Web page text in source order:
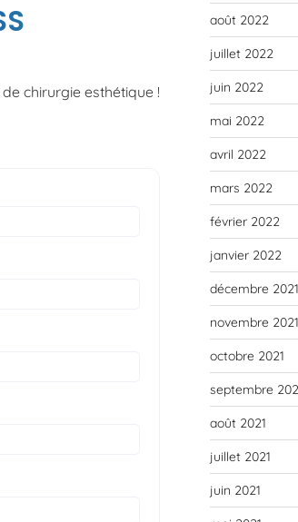
chirurgie esthétique !
août 2022
juillet 2022
juin 2022
mai 2022
avril 2022
mars 2022
février 2022
janvier 2022
décembre 2021
novembre 2021
octobre 2021
septembre
août 2021
juillet 2021
juin 2021